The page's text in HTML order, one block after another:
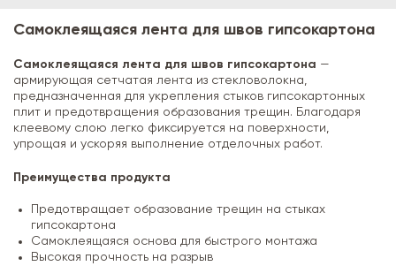
Самоклеящаяся лента для швов гипсокартона
Самоклеящаяся лента для швов гипсокартона —
армирующая сетчатая лента из стекловолокна,
предназначенная для укрепления стыков гипсокартонных
плит и предотвращения образования трещин. Благодаря
клеевому слою легко фиксируется на поверхности,
упрощая и ускоряя выполнение отделочных работ.
Преимущества продукта
Предотвращает образование трещин на стыках
гипсокартона
Самоклеящаяся основа для быстрого монтажа
Высокая прочность на разрыв